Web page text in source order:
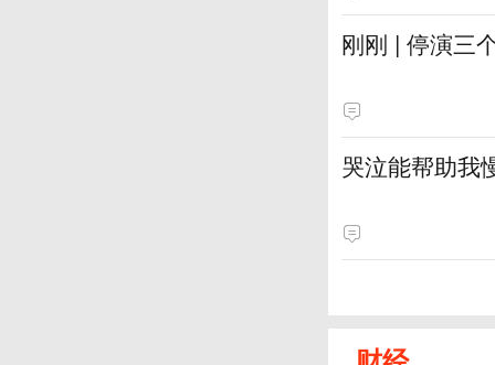
刚刚 | 停演三
哭泣能帮助我